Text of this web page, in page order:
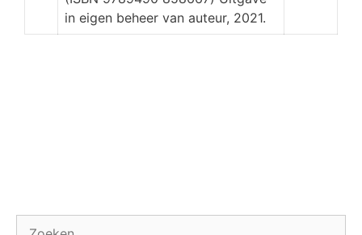
in eigen beheer van auteur, 2021.